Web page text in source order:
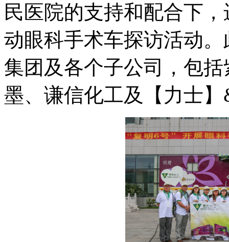
民医院的支持和配合下
动眼科手术车探访活动
集团及各个子公司，包
墨、谦信化工及【力士